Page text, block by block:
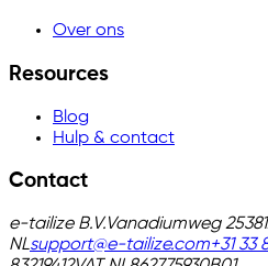
Over ons
Resources
Blog
Hulp & contact
Contact
e-tailize B.V.Vanadiumweg 25
NLsupport@e-tailize.com+31 33